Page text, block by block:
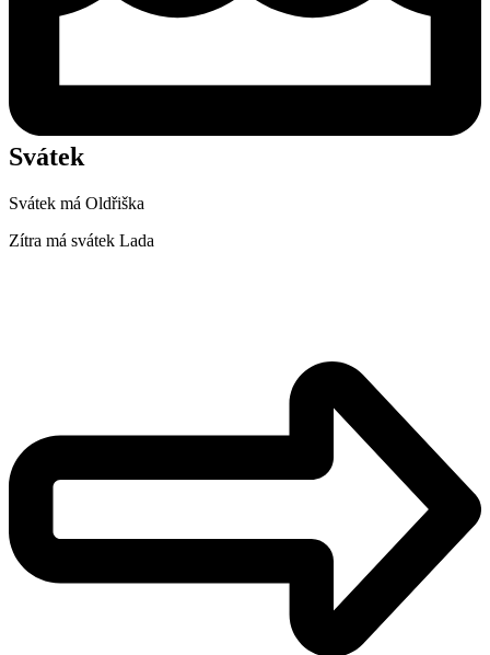
Svátek
Svátek má Oldřiška
Zítra má svátek Lada